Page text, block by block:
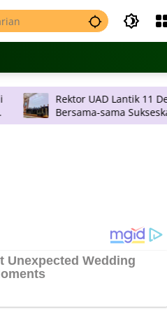
Rektor UAD Lantik 11 Dekan, Ajak
Bersama-sama Sukseskan Rencana
Strategis Universitas